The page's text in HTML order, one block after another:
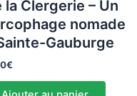
la Clergerie – Un
nomade
Gauburge
€